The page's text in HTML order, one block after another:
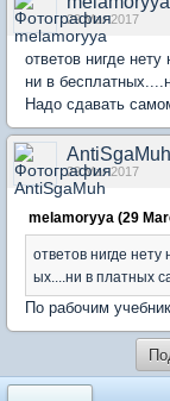
29 Mar 2017
ответов нигде
ни в
Надо сдавать
AntiSgaMuh
29 Mar 2017
melamoryya (29
ответов нигде нету
ых....ни в платных
По рабочим